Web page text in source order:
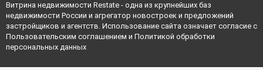
Витрина недвижимости Restate - одна из крупнейших баз
недвижимости России и агрегатор новостроек и предложений
застройщиков и агентств. Использование сайта означает согласие с
Пользовательским соглашением и Политикой обработки
персональных данных